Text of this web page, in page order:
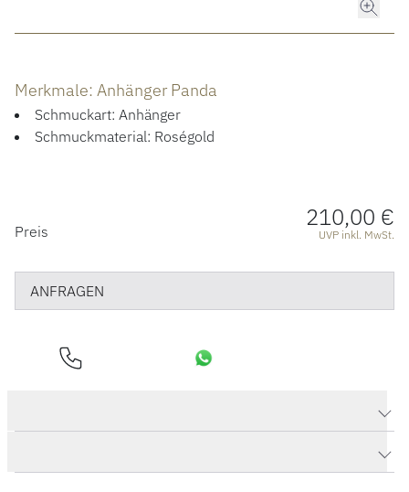
ACCESSOIRES
ÜBER UNS
Merkmale: Anhänger Panda
Schmuckart: Anhänger
Schmuckmaterial: Roségold
PREISINFORMATIONEN
Preis 210,00 €
UVP inkl. MwSt.
ANFRAGEN